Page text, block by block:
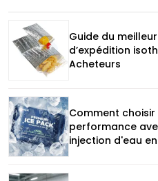
Guide du
d’expédition
Acheteurs
Comment
performance
injection d'eau